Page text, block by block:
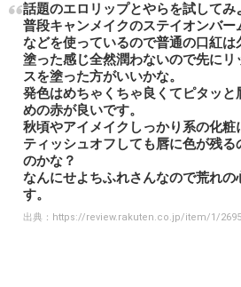
話題のエロリップとやらを試してみ
普段キャンメイクのステイオンバー
などを使っているので普通の口紅は
塗った感じ全然潤わないので先にリ
スを塗った方がいいかな。
発色はめちゃくちゃ良くてピタッ
めの赤が良いです。
秋頃やアイメイクしっかり系の化粧
ティッシュオフしても唇に色が残
のかな？
なんにせよちふれさんなので荒れ
す。
出典： https://review.rakuten.co.jp/item/1/